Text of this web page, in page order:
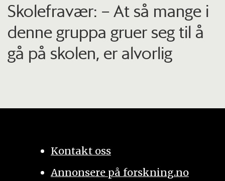
Skolefravær: – At så mange i
denne gruppa gruer seg til å
gå på skolen, er alvorlig
Kontakt oss
Annonsere på forskning.no